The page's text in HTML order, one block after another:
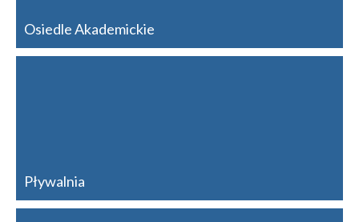
Osiedle Akademickie
Pływalnia